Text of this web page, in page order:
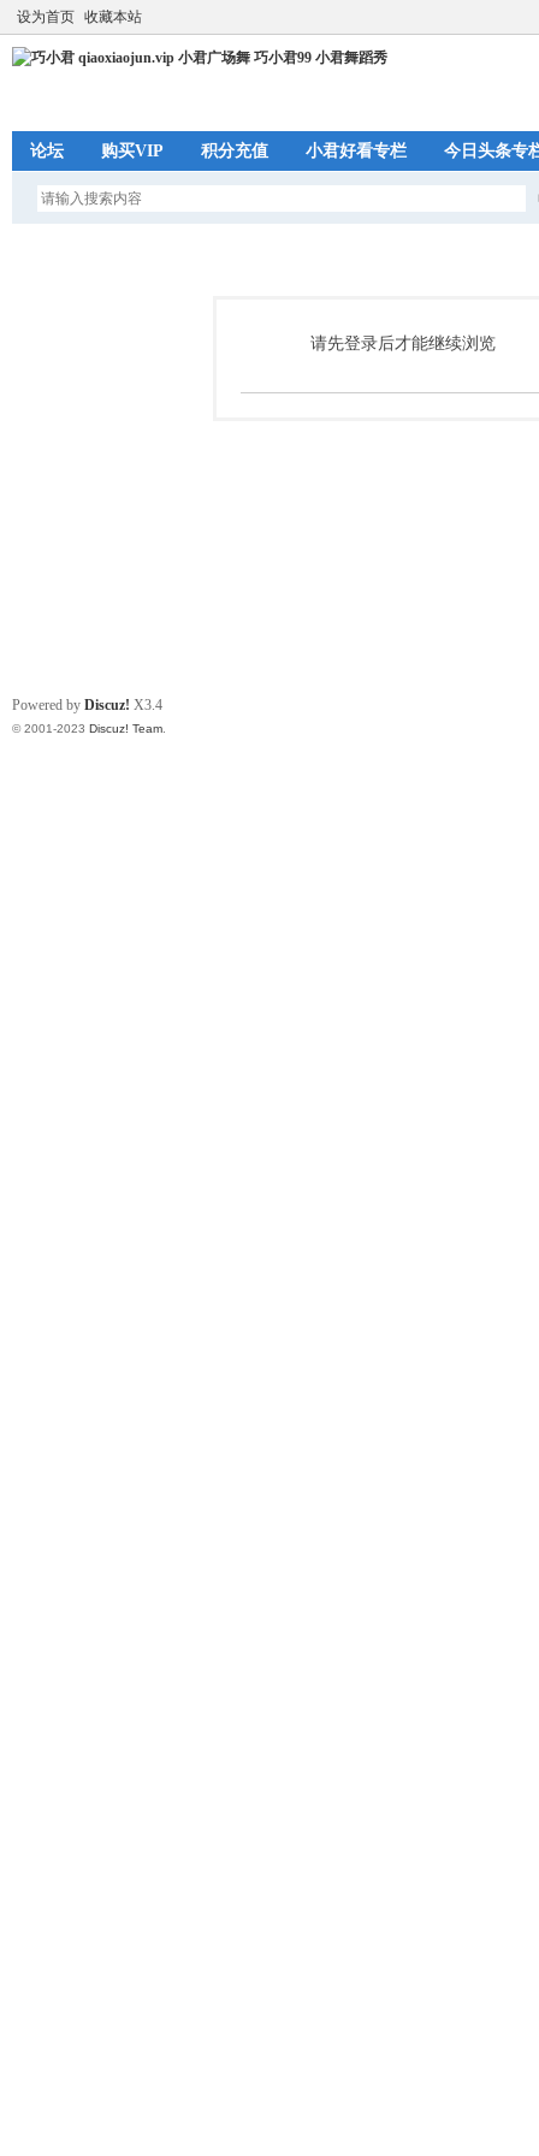
设为首页 收藏本站
论坛 购买VIP 积分充值 小君好看专栏 今日头条专
请先登录后才能继续浏览
Powered by Discuz! X3.4
© 2001-2023 Discuz! Team